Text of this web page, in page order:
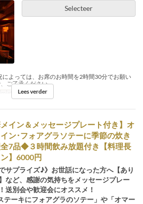
Selecteer
によっては、お席のお時間を2時間30分でお願い
ご了承ください。
2 ~ 15
Lees verder
メイン＆メッセージプレート付き】オ
ン･フォアグラソテーに季節の炊き
7品◆３時間飲み放題付き【料理長
】6000円
サプライズ♪》お世話になった方へ【あり
など、感謝の気持ちをメッセージプレー
送別会や歓迎会にオススメ！
ーキにフォアグラのソテー」や「オマー